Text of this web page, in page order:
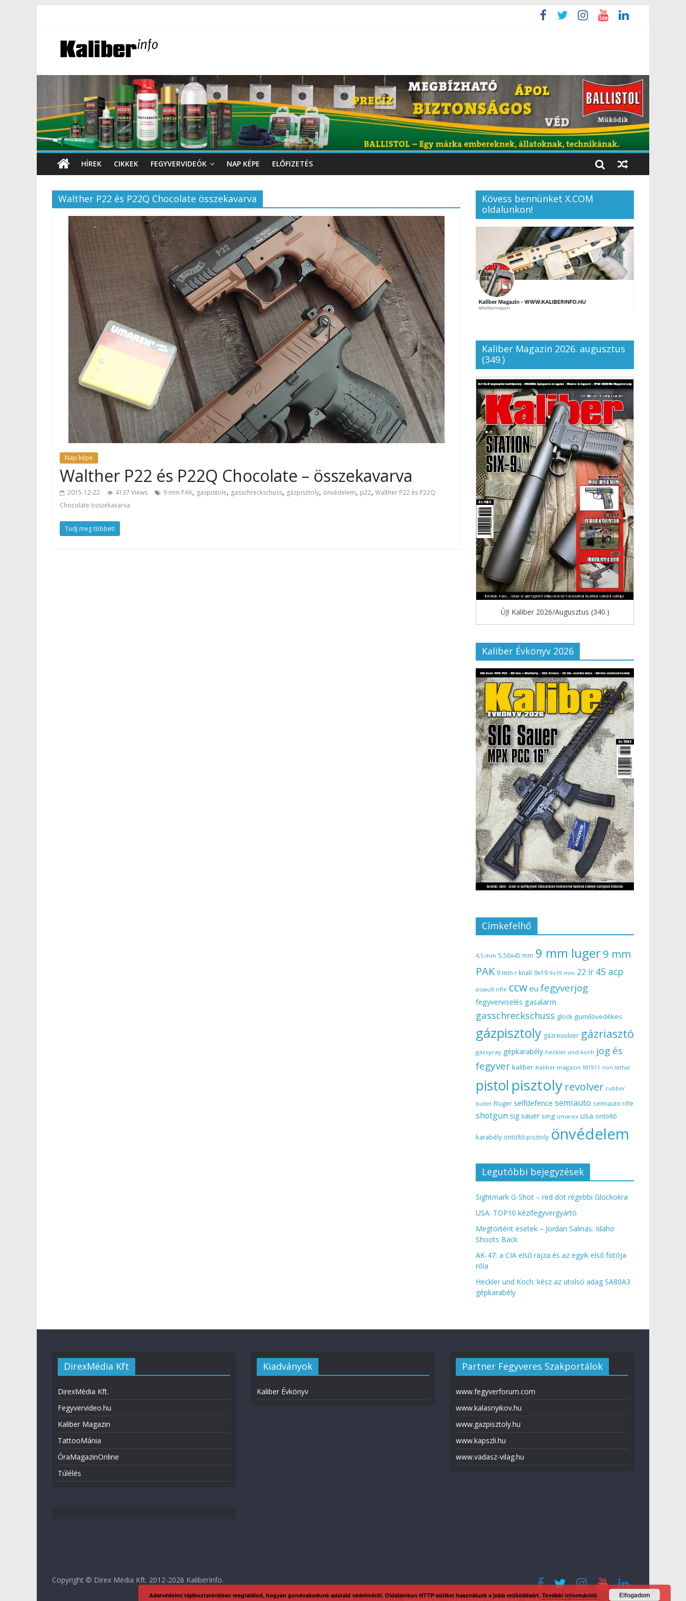
HÍREK CIKKEK FEGYVERVIDEÓK NAP KÉPE ELŐFIZETÉS
Walther P22 és P22Q Chocolate összekavarva
Nap képe
Walther P22 és P22Q Chocolate – összekavarva
2015-12-22 4137 Views 9 mm PAK, gaspistole, gasschreckschuss, gázpisztoly, önvédelem, p22, Walther P22 és P22Q
Chocolate összekavarva
Tudj meg többet!
Kövess bennünket X.COM
oldalunkon!
Kaliber Magazin 2026. augusztus
(349.)
ÚJ! Kaliber 2026/Augusztus (340.)
Kaliber Évkönyv 2026
Címkefelhő
4,5 mm 5,56x45 mm 9 mm luger9 mm
PAK 9 mm r knall 9x19 9x19 mm 22 lr 45 acp
assault rifle ccw eu fegyverjog
fegyverviselés gasalarm
gasschreckschuss glock gumilövedékes
gázpisztoly gázrevolver gázriasztó
gázspray gépkarabély heckler und koch jog és
fegyver kaliber Kaliber magazin M1911 non lethal
pistol pisztoly revolver rubber
bullet Ruger selfdefence semiauto semiauto rifle
shotgun sig sauer smg umarex usa öntöltő
karabély öntöltő pisztoly önvédelem
Legutóbbi bejegyzések
Sightmark G-Shot – red dot régebbi Glockokra
USA: TOP10 kézifegyvergyártó
Megtörtént esetek – Jordan Salinas: Idaho
Shoots Back
AK-47: a CIA első rajza és az egyik első fotója
róla
Heckler und Koch: kész az utolsó adag SA80A3
gépkarabély
DirexMédia Kft
DirexMédia Kft.
Fegyvervideo.hu
Kaliber Magazin
TattooMánia
ÓraMagazinOnline
Túlélés
Kiadványok
Kaliber Évkönyv
Partner Fegyveres Szakportálok
www.fegyverforum.com
www.kalasnyikov.hu
www.gazpisztoly.hu
www.kapszli.hu
www.vadasz-vilag.hu
Copyright © Direx Média Kft. 2012-2026 KaliberInfo.
Adatvédelmi tájékoztatónkban megtalálod, hogyan gondoskodunk adataid védelméről. Oldalainkon HTTP-sütiket használunk a jobb működésért. További információk Elfogadom